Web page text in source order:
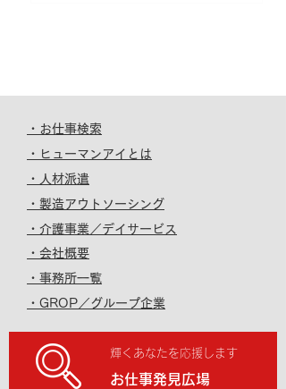
・お仕事検索
・ヒューマンアイとは
・人材派遣
・製造アウトソーシング
・介護事業／デイサービス
・会社概要
・事務所一覧
・GROP／グループ企業
お仕事発見広場
輝くあなたを応援します